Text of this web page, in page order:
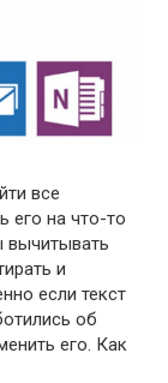
все
его на что-то
вычитывать
и
если текст
об
его. Как